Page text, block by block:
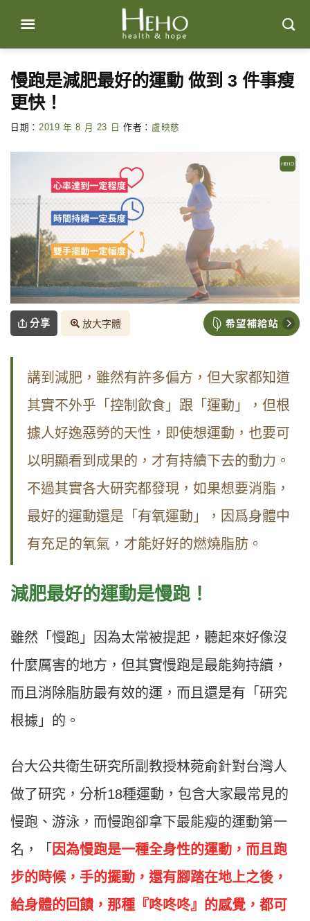
content
慢跑是減肥最好的運動 做到 3 件事瘦
更快！
日期： 2019 年 8 月 23 日 作者： 盧映慈
分享 放大字體
講到減肥，雖然有許多偏方，但大家都知道
其實不外乎「控制飲食」跟「運動」，但根
據人好逸惡勞的天性，即使想運動，也要可
以明顯看到成果的，才有持續下去的動力。
不過其實各大研究都發現，如果想要消脂，
最好的運動還是「有氧運動」，因爲身體中
有充足的氧氣，才能好好的燃燒脂肪。
減肥最好的運動是慢跑！
雖然「慢跑」因為太常被提起，聽起來好像沒
什麼厲害的地方，但其實慢跑是最能夠持續，
而且消除脂肪最有效的運，而且還是有「研究
根據」的。
台大公共衛生研究所副教授林菀俞針對台灣人
做了研究，分析18種運動，包含大家最常見的
慢跑、游泳，而慢跑卻拿下最能瘦的運動第一
名，「 因為慢跑是一種全身性的運動，而且跑
步的時候，手的擺動，還有腳踏在地上之後，
給身體的回饋，那種『咚咚咚』的感覺，都可